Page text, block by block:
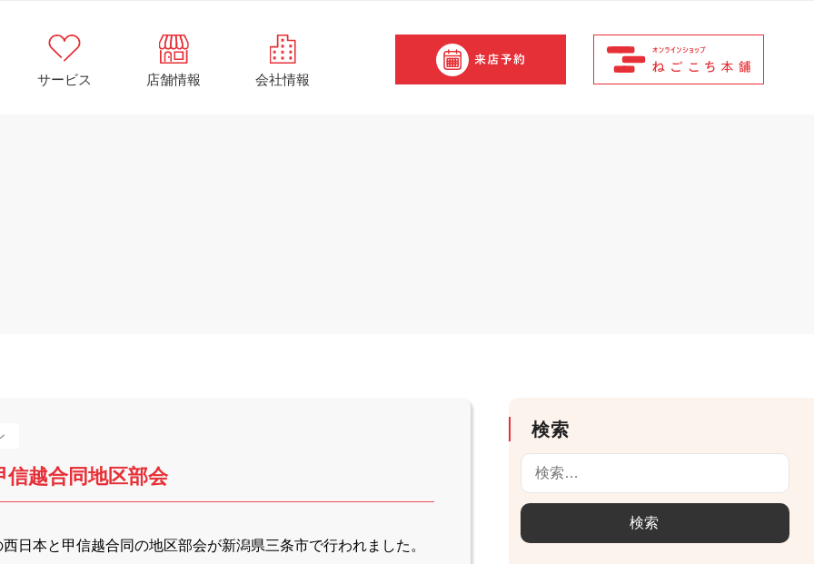
サービス 店舗情報 会社情報
検索
越合同地区部会
日本と甲信越合同の地区部会が新潟県三条市で行われました。